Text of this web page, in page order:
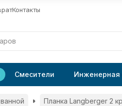
Контакты
Смесители Инженерная
Планка Langberger 2